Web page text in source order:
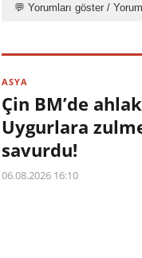
💬 Yorumları göster /
ASYA
Çin BM’de
Uygurlara
savurdu!
06.08.2026 16:10